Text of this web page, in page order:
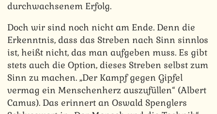
durchwachsenem Erfolg.
Doch wir sind noch nicht am Ende. Denn die
Erkenntnis, dass das Streben nach Sinn sinnlos
ist, heißt nicht, das man aufgeben muss. Es gibt
stets auch die Option, dieses Streben selbst zum
Sinn zu machen. „Der Kampf gegen Gipfel
vermag ein Menschenherz auszufüllen“ (Albert
Camus). Das erinnert an Oswald Spenglers